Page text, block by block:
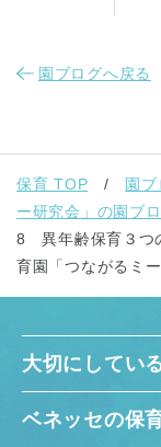
園ブログへ戻る
保育 TOP 園ブ
ー研究会」の園ブ
8 異年齢保育３つ
育園「つながるミ
大切にしてい
ベネッセの保